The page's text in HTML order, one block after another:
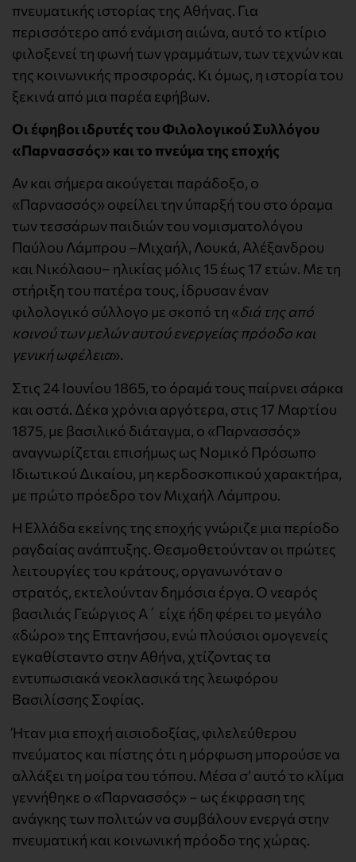
πνευματικής ιστορίας της Αθήνας. Για
περισσότερο από ενάμιση αιώνα, αυτό το κτίριο
φιλοξενεί τη φωνή των γραμμάτων, των τεχνών και
της κοινωνικής προσφοράς. Κι όμως, η ιστορία του
ξεκινά από μια παρέα εφήβων.
Οι έφηβοι ιδρυτές του Φιλολογικού Συλλόγου
«Παρνασσός» και το πνεύμα της εποχής
Αν και σήμερα ακούγεται παράδοξο, ο
«Παρνασσός» οφείλει την ύπαρξή του στο όραμα
των τεσσάρων παιδιών του νομισματολόγου
Παύλου Λάμπρου –Μιχαήλ, Λουκά, Αλέξανδρου
και Νικόλαου– ηλικίας μόλις 15 έως 17 ετών. Με τη
στήριξη του πατέρα τους, ίδρυσαν έναν
φιλολογικό σύλλογο με σκοπό τη «διά της από
κοινού των μελών αυτού ενεργείας πρόοδο και
γενική ωφέλεια».
Στις 24 Ιουνίου 1865, το όραμά τους παίρνει σάρκα
και οστά. Δέκα χρόνια αργότερα, στις 17 Μαρτίου
1875, με βασιλικό διάταγμα, ο «Παρνασσός»
αναγνωρίζεται επισήμως ως Νομικό Πρόσωπο
Ιδιωτικού Δικαίου, μη κερδοσκοπικού χαρακτήρα,
με πρώτο πρόεδρο τον Μιχαήλ Λάμπρου.
Η Ελλάδα εκείνης της εποχής γνώριζε μια περίοδο
ραγδαίας ανάπτυξης. Θεσμοθετούνταν οι πρώτες
λειτουργίες του κράτους, οργανωνόταν ο
στρατός, εκτελούνταν δημόσια έργα. Ο νεαρός
βασιλιάς Γεώργιος Α΄ είχε ήδη φέρει το μεγάλο
«δώρο» της Επτανήσου, ενώ πλούσιοι ομογενείς
εγκαθίσταντο στην Αθήνα, χτίζοντας τα
εντυπωσιακά νεοκλασικά της λεωφόρου
Βασιλίσσης Σοφίας.
Ήταν μια εποχή αισιοδοξίας, φιλελεύθερου
πνεύματος και πίστης ότι η μόρφωση μπορούσε να
αλλάξει τη μοίρα του τόπου. Μέσα σ’ αυτό το κλίμα
γεννήθηκε ο «Παρνασσός» – ως έκφραση της
ανάγκης των πολιτών να συμβάλουν ενεργά στην
πνευματική και κοινωνική πρόοδο της χώρας.